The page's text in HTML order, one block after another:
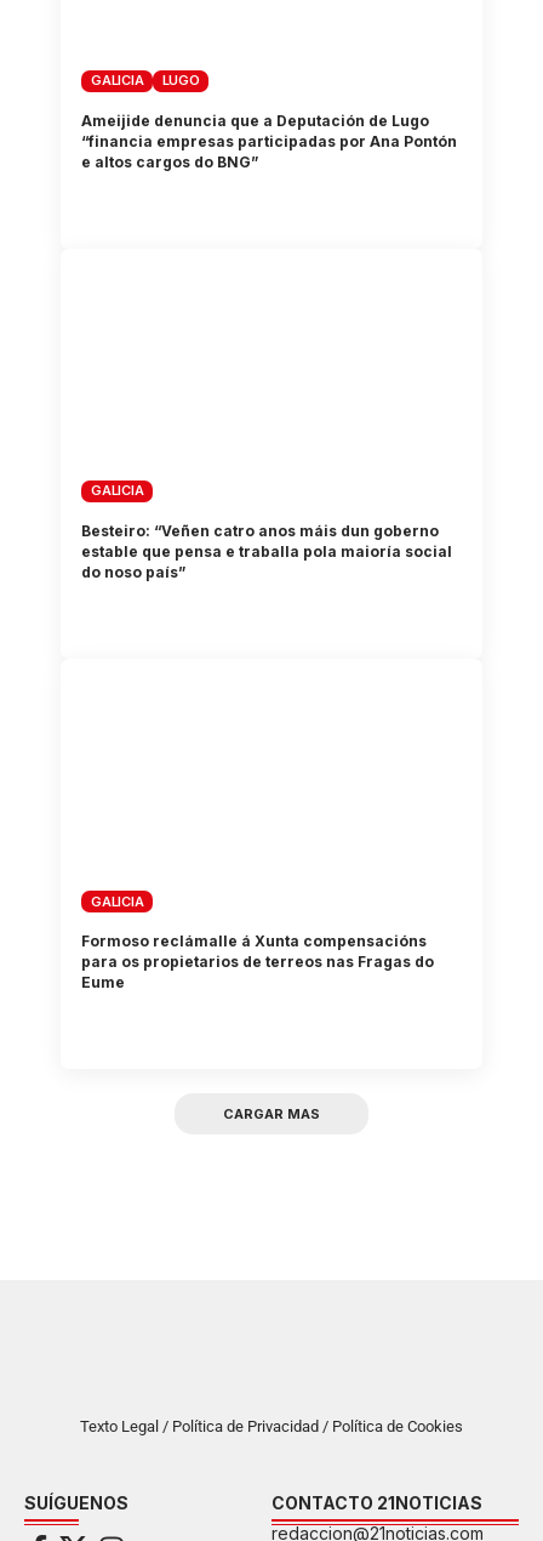
GALICIA LUGO
Ameijide denuncia que a Deputación de Lugo
“financia empresas participadas por Ana Pontón
e altos cargos do BNG”
GALICIA
Besteiro: “Veñen catro anos máis dun goberno
estable que pensa e traballa pola maioría social
do noso país”
GALICIA
Formoso reclámalle á Xunta compensacións
para os propietarios de terreos nas Fragas do
Eume
CARGAR MAS
Texto Legal / Política de Privacidad / Política de Cookies
SUÍGUENOS
CONTACTO 21NOTICIAS
redaccion@21noticias.com